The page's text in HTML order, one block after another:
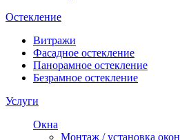
Остекление
Витражи
Фасадное остекление
Панорамное остекление
Безрамное остекление
Услуги
Окна
Монтаж / установка окон